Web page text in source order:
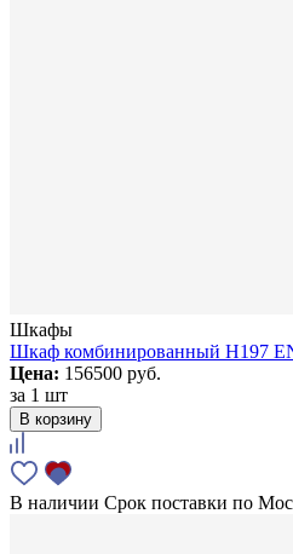
Шкафы
Шкаф комбинированный H197
Цена: 156500 руб.
за 1 шт
В корзину
В наличии Срок поставки по